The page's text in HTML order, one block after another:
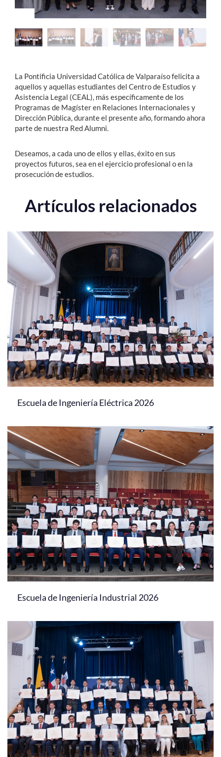
Estudiantes
Académicos
Alumni
English
La Pontificia Universidad Católica de Valparaíso felicita a
aquellos y aquellas estudiantes del Centro de Estudios y
Asistencia Legal (CEAL), más específicamente de los
Programas de Magíster en Relaciones Internacionales y
Dirección Pública, durante el presente año, formando ahora
parte de nuestra Red Alumni.
Deseamos, a cada uno de ellos y ellas, éxito en sus
proyectos futuros, sea en el ejercicio profesional o en la
prosecución de estudios.
Artículos relacionados
Escuela de Ingeniería Eléctrica 2026
Escuela de Ingeniería Industrial 2026